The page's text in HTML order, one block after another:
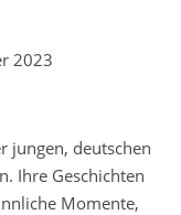
2023
jungen, deutschen
Ihre Geschichten
Momente,